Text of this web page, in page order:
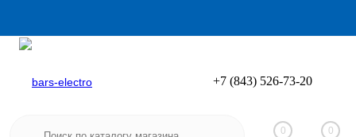
Вход
+7 (843) 526-73-20
0 0